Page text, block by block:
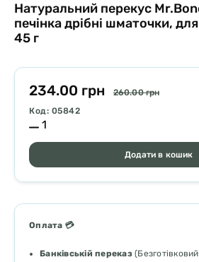
Натуральний перекус
печінка дрібні шматочки, для
45 г
234.00 грн
260.00 грн
Код: 05842
Додати в кошик
Оплата 💳
Банківській переказ